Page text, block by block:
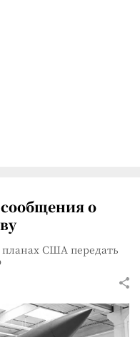
о
планах США передать